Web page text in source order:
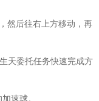
然后往右上方移动，再
速球。